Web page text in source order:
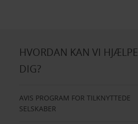
HVORDAN KAN VI HJÆLPE
DIG?
AVIS PROGRAM FOR TILKNYTTEDE
SELSKABER